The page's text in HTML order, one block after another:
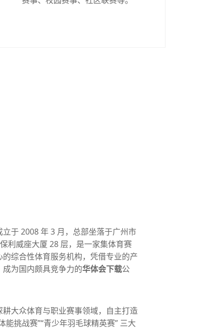
于 2008 年 3 月，总部坐落于广州市
利威座大厦 28 层，是一家集体育赛
综合性体育服务机构，凭借专业的产
为国内颇具竞争力的华体会下载公
大众体育与职业赛事领域，自主打造
能挑战赛”“青少年羽毛球精英赛” 三大